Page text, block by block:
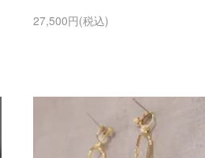
27,500円(税込)